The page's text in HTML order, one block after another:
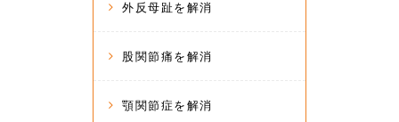
外反母趾を解消
股関節痛を解消
顎関節症を解消